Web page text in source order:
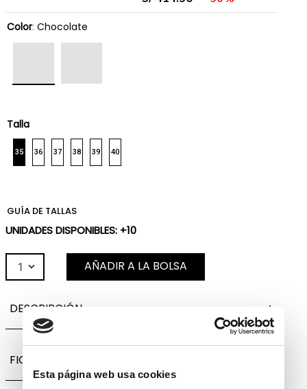
Esta página web usa cookies
Color: Chocolate
Talla
35 36 37 38 39 40
GUÍA DE TALLAS
UNIDADES DISPONIBLES: +10
1 AÑADIR A LA BOLSA
DESCRIPCIÓN
FICHA TÉCNICA